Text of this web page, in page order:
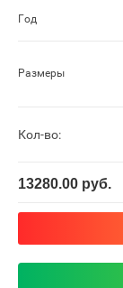
Год
Размеры
Кол-во:
13280.00 руб.